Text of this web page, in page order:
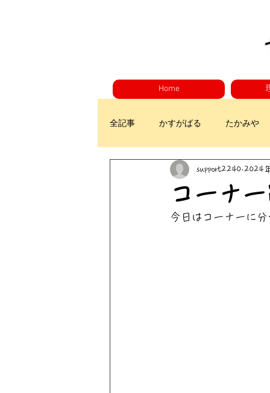
Home
全記事 かすがばる たかみや
コーナ
support2240 2024
今日はコーナーに